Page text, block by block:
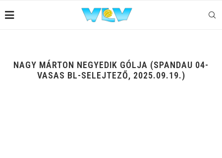
NAGY MÁRTON NEGYEDIK GÓLJA (SPANDAU 04-
VASAS BL-SELEJTEZŐ, 2025.09.19.)